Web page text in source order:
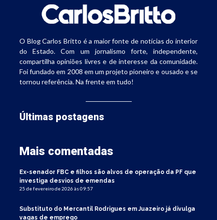
O Blog Carlos Britto é a maior fonte de notícias do interior
do Estado. Com um jornalismo forte, independente,
compartilha opiniões livres e de interesse da comunidade.
Foi fundado em 2008 em um projeto pioneiro e ousado e se
tornou referência. Na frente em tudo!
Últimas postagens
Mais comentadas
Ex-senador FBC e filhos são alvos de operação da PF que
investiga desvios de emendas
25 de fevereiro de 2026 às 09:57
Substituto do Mercantil Rodrigues em Juazeiro já divulga
vagas de emprego